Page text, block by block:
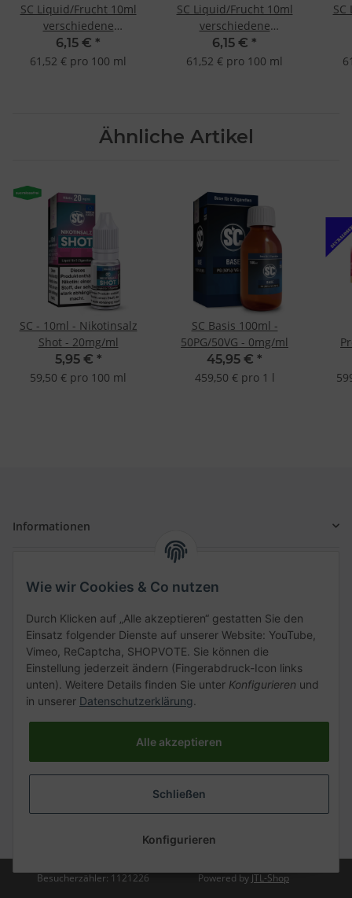
SC Liquid/Frucht 10ml
verschiedene
Geschmacksrichtungen
Mojito 6mg
6,15 € *
61,52 € pro 100 ml
SC Liquid/Frucht 10ml
verschiedene
Geschmacksrichtungen
Erdbeer-Käsekuchen
6,15 € *
61,52 € pro 100 ml
Ähnliche Artikel
SC - 10ml - Nikotinsalz
Shot - 20mg/ml
5,95 € *
59,50 € pro 100 ml
SC Basis 100ml -
50PG/50VG - 0mg/ml
45,95 € *
459,50 € pro 1 l
Informationen
Kategorien
Vertrag widerrufen
* Alle Preise inkl. gesetzlicher USt., zzgl.Versand
Besucherzähler: 1121226 Powered by JTL-Shop
Wie wir Cookies & Co nutzen
Durch Klicken auf „Alle akzeptieren“ gestatten Sie den
Einsatz folgender Dienste auf unserer Website: YouTube,
Vimeo, ReCaptcha, SHOPVOTE. Sie können die
Einstellung jederzeit ändern (Fingerabdruck-Icon links
unten). Weitere Details finden Sie unter Konfigurieren und
in unserer Datenschutzerklärung.
Alle akzeptieren
Schließen
Konfigurieren